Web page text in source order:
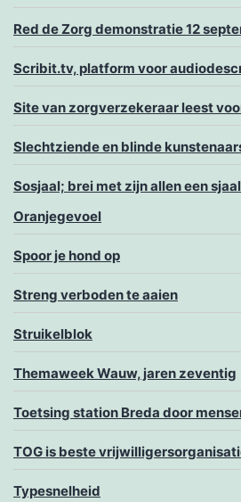
Red de Zorg demonstratie 12
Scribit.tv, platform voor
Site van zorgverzekeraar leest
Slechtziende en blinde
Sosjaal; brei met zijn allen een
Oranjegevoel
Spoor je hond op
Streng verboden te aaien
Struikelblok
Themaweek Wauw, jaren zeventig
Toetsing station Breda door
TOG is beste
Typesnelheid